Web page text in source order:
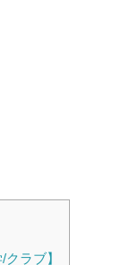
ラブ】